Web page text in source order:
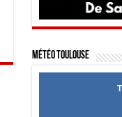
Météo Toulouse